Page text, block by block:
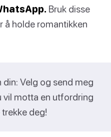
Bruk disse
å holde romantikken
Velg og send meg
vil motta en utfordring
deg!